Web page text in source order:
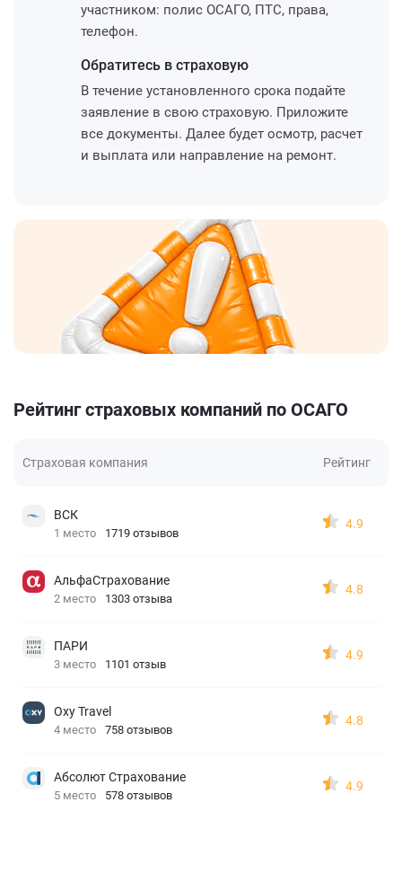
участником: полис ОСАГО, ПТС, права,
телефон.
Обратитесь в страховую
В течение установленного срока подайте
заявление в свою страховую. Приложите
все документы. Далее будет осмотр, расчет
и выплата или направление на ремонт.
Рейтинг страховых компаний по ОСАГО
Страховая компания Рейтинг
ВСК
1 место 1719 отзывов
4.9
АльфаСтрахование
2 место 1303 отзыва
4.8
ПАРИ
3 место 1101 отзыв
4.9
Oxy Travel
4 место 758 отзывов
4.8
Абсолют Страхование
5 место 578 отзывов
4.9